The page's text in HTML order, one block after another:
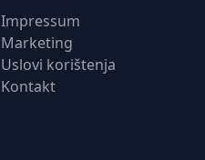
Impressum
Marketing
Uslovi korištenja
Kontakt